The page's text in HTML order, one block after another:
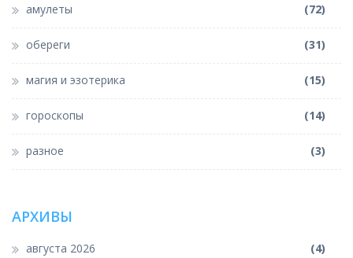
амулеты (72)
обереги (31)
магия и эзотерика (15)
гороскопы (14)
разное (3)
АРХИВЫ
августа 2026 (4)